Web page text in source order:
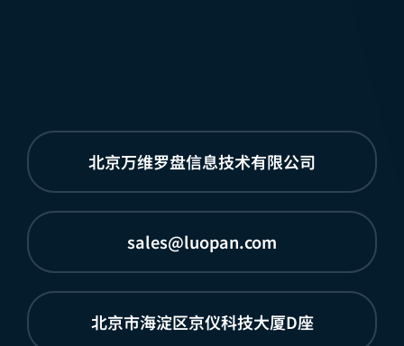
北京万维罗盘信息技术有限公司
sales@luopan.com
北京市海淀区京仪科技大厦D座